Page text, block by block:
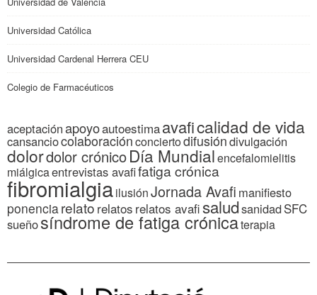
Universidad Católica
Universidad Cardenal Herrera CEU
Colegio de Farmacéuticos
aceptaciónapoyoautoestimaavaficalidad de vida
cansanciocolaboraciónconciertodifusióndivulgación
dolordolor crónicoDía Mundialencefalomielitis
miálgicaentrevistas avafifatiga crónica
fibromialgiailusiónJornada Avafi manifiesto
ponenciarelato relatos relatos avafisaludsanidadSFC
sueñosíndrome de fatiga crónicaterapia